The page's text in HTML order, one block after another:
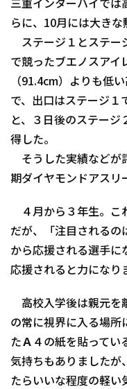
三重インターハイでは
らに、10月には大きな
ステージ１とステー
で競ったブエノスアイ
（91.4cm）よりも低
で、出口はステージ１
と、３日後のステージ
得した。
そうした実績などが
期ダイヤモンドアスリ
４月から３年生。こ
だが、「注目されるの
から応援される選手に
応援されると力になり
高校入学後は親元を
の常に視界に入る場所
たＡ４の紙を貼ってい
気持ちもありましたが
たらいいな程度の軽い